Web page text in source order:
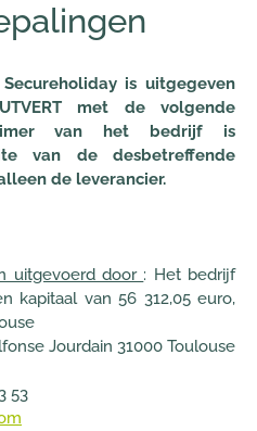
is uitgegeven
met de volgende
van het bedrijf is
van de desbetreffende
de leverancier.
uitgevoerd door : Het bedrijf
kapitaal van 56 312,05 euro,
Jourdain 31000 Toulouse
53